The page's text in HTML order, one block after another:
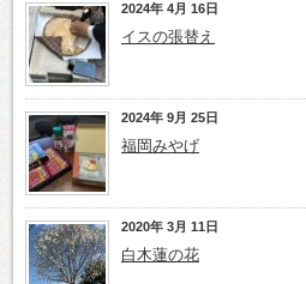
2024年 4月 16日
イスの張替え
2024年 9月 25日
福岡みやげ
2020年 3月 11日
白木蓮の花